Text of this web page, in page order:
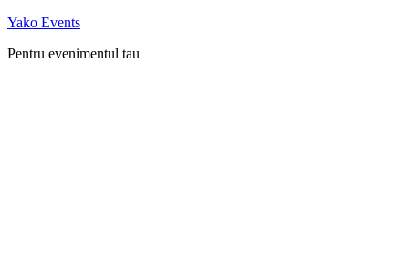
Skip
content
Yako Events
Pentru evenimentul tau